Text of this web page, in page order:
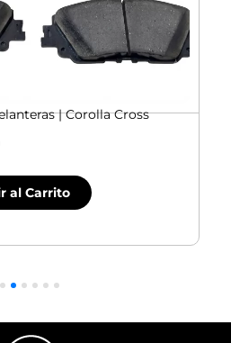
| Corolla Cross
al Carrito